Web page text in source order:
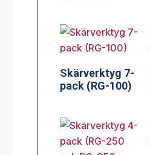
Skärverktyg 7-
pack (RG-100)